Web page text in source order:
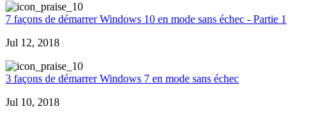
0
7 façons de démarrer Windows 10 en mode sans échec - Partie 1
Jul 12, 2018
0
3 façons de démarrer Windows 7 en mode sans échec
Jul 10, 2018